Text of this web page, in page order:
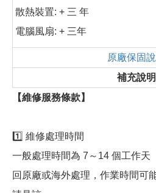
散熱裝置: + 三 年
電腦風扇: + 三年
原廠保固
補充說明
【維修服務條款】
1️⃣ 維修處理時間
一般處理時間為 7～14 個工作天
回原廠或海外處理，作業時間可